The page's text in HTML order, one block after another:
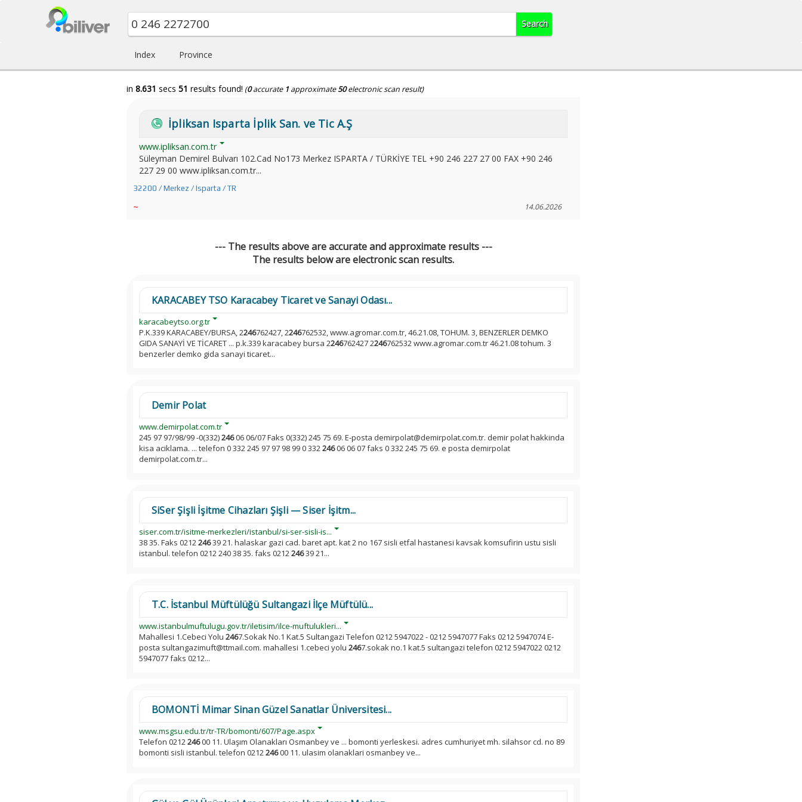
Index Province
in 8.631 secs 51 results found! (0accurate 1 approximate50electronic scan result)
İpliksan Isparta İplik San. ve Tic A.Ş
www.ipliksan.com.tr
Süleyman Demirel Bulvarı 102.Cad No173 Merkez ISPARTA / TÜRKİYE TEL +90 246 227 27 00 FAX +90 246
227 29 00 www.ipliksan.com.tr...
32200 / Merkez / Isparta / TR
~ 14.06.2026
--- The results above are accurate and approximate results ---
The results below are electronic scan results.
KARACABEY TSO Karacabey Ticaret ve Sanayi Odası...
karacabeytso.org.tr
P.K.339 KARACABEY/BURSA, 2246762427, 2246762532, www.agromar.com.tr, 46.21.08, TOHUM. 3, BENZERLER DEMKO
GIDA SANAYİ VE TİCARET ... p.k.339 karacabey bursa 2246762427 2246762532 www.agromar.com.tr 46.21.08 tohum. 3
benzerler demko gida sanayi ticaret...
Demir Polat
www.demirpolat.com.tr
245 97 97/98/99 -0(332)24606 06/07 Faks 0(332) 245 75 69. E-posta demirpolat@demirpolat.com.tr. demir polat hakkinda
kisa aciklama. ... telefon 0 332 245 97 97 98 99 0 33224606 06 07 faks 0 332 245 75 69. e posta demirpolat
demirpolat.com.tr...
SiSer Şişli İşitme Cihazları Şişli — Siser İşitm...
siser.com.tr/isitme-merkezleri/istanbul/si-ser-sisli-is...
38 35. Faks 021224639 21. halaskar gazi cad. baret apt. kat 2 no 167 sisli etfal hastanesi kavsak komsufirin ustu sisli
istanbul. telefon 0212 240 38 35. faks 021224639 21...
T.C. İstanbul Müftülüğü Sultangazi İlçe Müftülü...
www.istanbulmuftulugu.gov.tr/iletisim/ilce-muftulukleri...
Mahallesi 1.Cebeci Yolu 2467.Sokak No.1 Kat.5 Sultangazi Telefon 0212 5947022 - 0212 5947077 Faks 0212 5947074 E-
posta sultangazimuft@ttmail.com. mahallesi 1.cebeci yolu 2467.sokak no.1 kat.5 sultangazi telefon 0212 5947022 0212
5947077 faks 0212...
BOMONTİ Mimar Sinan Güzel Sanatlar Üniversitesi...
www.msgsu.edu.tr/tr-TR/bomonti/607/Page.aspx
Telefon 021224600 11. Ulaşım Olanakları Osmanbey ve ... bomonti yerleskesi. adres cumhuriyet mh. silahsor cd. no 89
bomonti sisli istanbul. telefon 021224600 11. ulasim olanaklari osmanbey ve...